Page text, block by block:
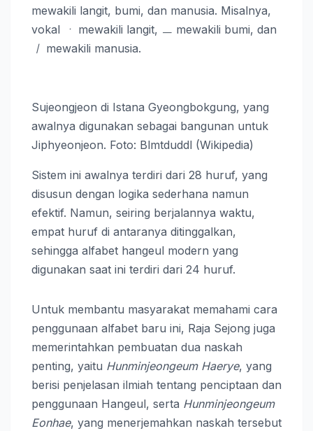
mewakili langit, bumi, dan manusia. Misalnya,
vokal
ㆍ mewakili langit, ㅡ mewakili bumi, dan
ㅣ mewakili manusia.
Sujeongjeon di Istana Gyeongbokgung, yang
awalnya digunakan sebagai bangunan untuk
Jiphyeonjeon. Foto: Blmtduddl (Wikipedia)
Sistem ini awalnya terdiri dari 28 huruf, yang
disusun dengan logika sederhana namun
efektif. Namun, seiring berjalannya waktu,
empat huruf di antaranya ditinggalkan,
sehingga alfabet hangeul modern yang
digunakan saat ini terdiri dari 24 huruf.
Untuk membantu masyarakat memahami cara
penggunaan alfabet baru ini, Raja Sejong juga
memerintahkan pembuatan dua naskah
penting, yaitu Hunminjeongeum Haerye, yang
berisi penjelasan ilmiah tentang penciptaan dan
penggunaan Hangeul, serta Hunminjeongeum
Eonhae, yang menerjemahkan naskah tersebut